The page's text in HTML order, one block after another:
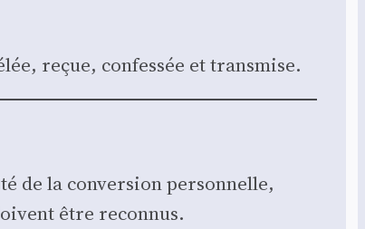
reçue, confes­sée et trans­mise.
de la conver­sion per­son­nelle,
être recon­nus.